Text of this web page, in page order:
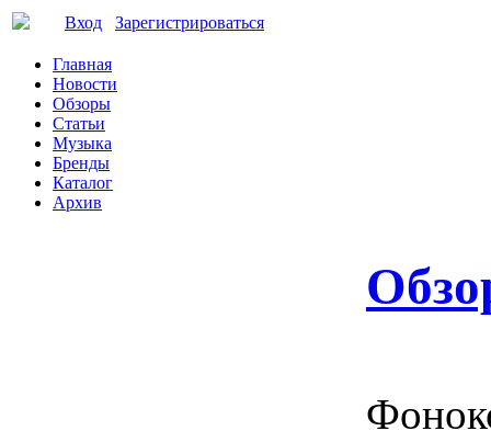
Вход Зарегистрироваться
Главная
Новости
Обзоры
Статьи
Музыка
Бренды
Каталог
Архив